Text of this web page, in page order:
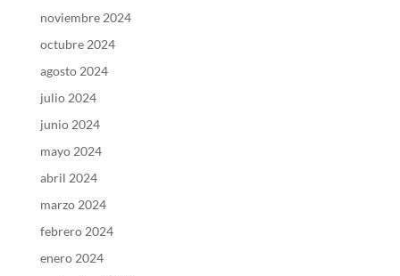
noviembre 2024
octubre 2024
agosto 2024
julio 2024
junio 2024
mayo 2024
abril 2024
marzo 2024
febrero 2024
enero 2024